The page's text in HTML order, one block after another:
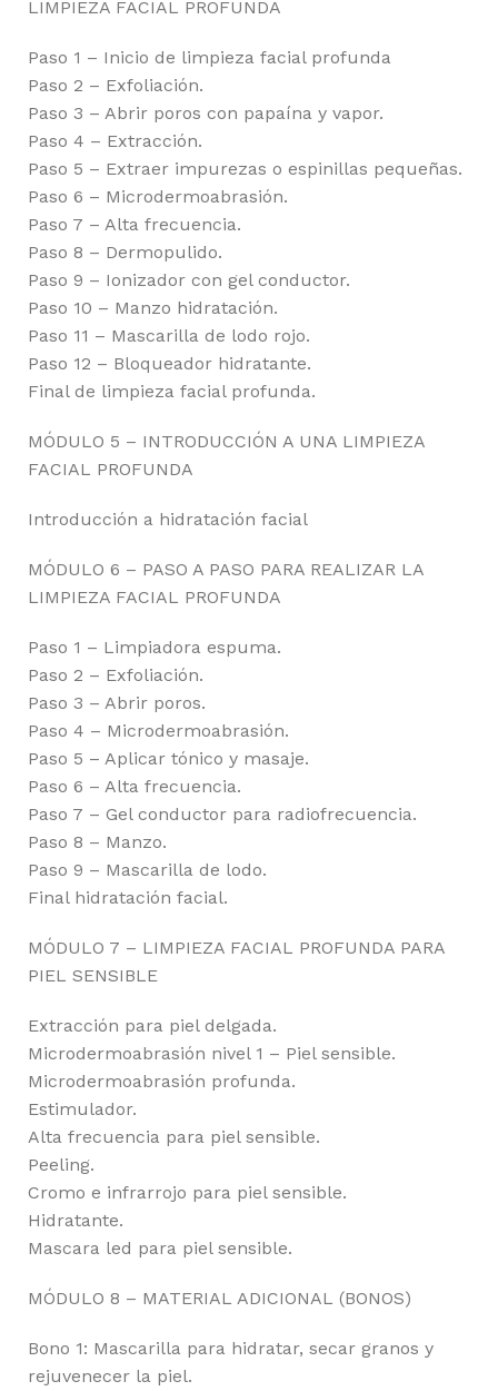
LIMPIEZA FACIAL PROFUNDA
Paso 1 – Inicio de limpieza facial profunda
Paso 2 – Exfoliación.
Paso 3 – Abrir poros con papaína y vapor.
Paso 4 – Extracción.
Paso 5 – Extraer impurezas o espinillas pequeñas.
Paso 6 – Microdermoabrasión.
Paso 7 – Alta frecuencia.
Paso 8 – Dermopulido.
Paso 9 – Ionizador con gel conductor.
Paso 10 – Manzo hidratación.
Paso 11 – Mascarilla de lodo rojo.
Paso 12 – Bloqueador hidratante.
Final de limpieza facial profunda.
MÓDULO 5 – INTRODUCCIÓN A UNA LIMPIEZA
FACIAL PROFUNDA
Introducción a hidratación facial
MÓDULO 6 – PASO A PASO PARA REALIZAR LA
LIMPIEZA FACIAL PROFUNDA
Paso 1 – Limpiadora espuma.
Paso 2 – Exfoliación.
Paso 3 – Abrir poros.
Paso 4 – Microdermoabrasión.
Paso 5 – Aplicar tónico y masaje.
Paso 6 – Alta frecuencia.
Paso 7 – Gel conductor para radiofrecuencia.
Paso 8 – Manzo.
Paso 9 – Mascarilla de lodo.
Final hidratación facial.
MÓDULO 7 – LIMPIEZA FACIAL PROFUNDA PARA
PIEL SENSIBLE
Extracción para piel delgada.
Microdermoabrasión nivel 1 – Piel sensible.
Microdermoabrasión profunda.
Estimulador.
Alta frecuencia para piel sensible.
Peeling.
Cromo e infrarrojo para piel sensible.
Hidratante.
Mascara led para piel sensible.
MÓDULO 8 – MATERIAL ADICIONAL (BONOS)
Bono 1: Mascarilla para hidratar, secar granos y
rejuvenecer la piel.